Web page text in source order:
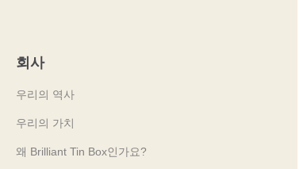
회사
우리의 역사
우리의 가치
왜 Brilliant Tin Box인가요?